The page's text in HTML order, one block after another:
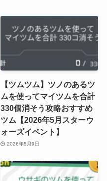
【ツムツム】ツノのあるツ
ムを使ってマイツムを合計
330個消そう攻略おすすめ
ツム【2026年5月スターウ
ォーズイベント】
2026年5月9日